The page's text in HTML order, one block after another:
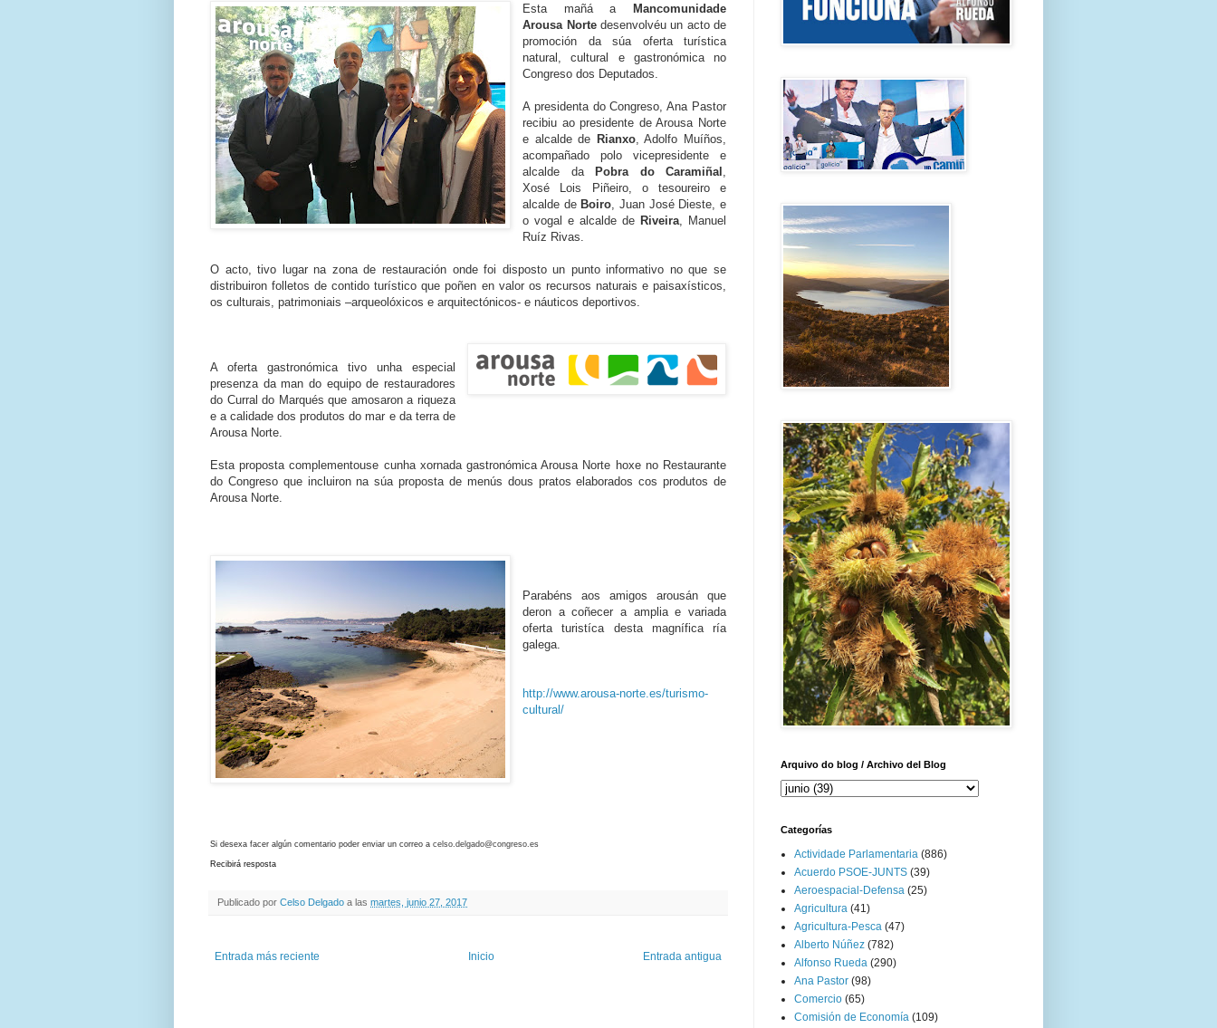
Esta mañá a Mancomunidade
Arousa Nortedesenvolvéu un acto de
promoción da súa oferta turística
natural, cultural e gastronómica no
Congreso dos Deputados.
A presidenta do Congreso, Ana Pastor
recibiu ao presidente de Arousa Norte
e alcalde de Rianxo, Adolfo Muíños,
acompañado polo vicepresidente e
alcalde daPobra do Caramiñal
Xosé Lois Piñeiro, o tesoureiro e
alcalde deBoiro , Juan José Dieste, e
o vogal e alcalde deRiveira , Manuel
Ruíz Rivas.
O acto, tivo lugar na zona de restauración onde foi disposto un punto informativo no que se
distribuiron folletos de contido turístico que poñen en valor os recursos naturais e paisaxísticos,
os culturais, patrimoniais –arqueolóxicos e arquitectónicos- e náuticos deportivos.
A oferta gastronómica tivo unha especial
presenza da man do equipo de restauradores
do Curral do Marqués que amosaron a riqueza
e a calidade dos produtos do mar e da terra de
Arousa Norte.
Esta proposta complementouse cunha xornada gastronómica Arousa Norte hoxe no Restaurante
do Congreso que incluiron na súa proposta de menús dous pratos elaborados cos produtos de
Arousa Norte.
Parabéns aos amigos arousán que
deron a coñecer a amplia e variada
oferta turistíca desta magnífica ría
galega.
http://www.arousa-norte.es/turismo-
cultural/
Si desexa facer algún comentario poder enviar un correo a celso.delgado@congreso.es
Recibirá resposta
Publicado por Celso Delgado a las martes, junio 27, 2017
Entrada más reciente Entrada antigua
Inicio
Arquivo do blog / Archivo del Blog
Categorías
Actividade Parlamentaria (886)
Acuerdo PSOE-JUNTS (39)
Aeroespacial-Defensa (25)
Agricultura (41)
Agricultura-Pesca (47)
Alberto Núñez (782)
Alfonso Rueda (290)
Ana Pastor (98)
Comercio (65)
Comisión de Economía (109)